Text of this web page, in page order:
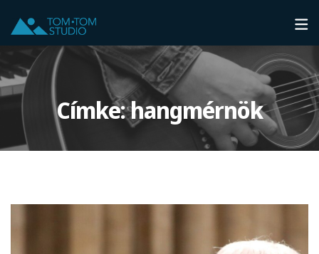
Címke:hangmérnök